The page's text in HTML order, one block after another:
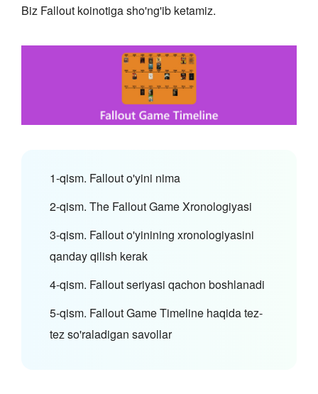
Biz Fallout koinotiga sho'ng'ib ketamiz.
1-qism. Fallout o'yini nima
2-qism. The Fallout Game Xronologiyasi
3-qism. Fallout o'yinining xronologiyasini
qanday qilish kerak
4-qism. Fallout seriyasi qachon boshlanadi
5-qism. Fallout Game Timeline haqida tez-
tez so'raladigan savollar